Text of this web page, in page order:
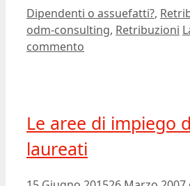
Categorie
Dipendenti o assuefatti?,
odm-consulting, Retribuzioni
commento
Le aree di impiego
laureati